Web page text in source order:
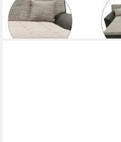
lieferbar - in 6-8 Werktagen bei